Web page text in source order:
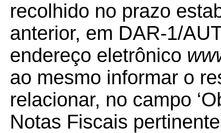
recolhido no prazo
anterior, em DAR-1/
endereço eletrônico
ao mesmo informar o
relacionar, no campo
Notas Fiscais